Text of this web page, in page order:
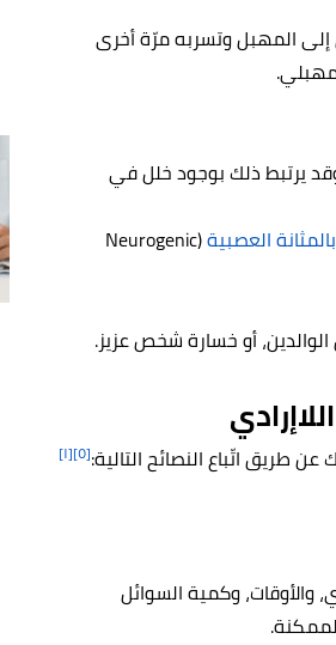
المهبل وتسربه مرّة أخرى
يرتبط ذلك بوجود خلل في
بالمثانة العصبية (Neurogenic
أو خسارة شخص عزيز.
طريق اتّباع النصائح التالية:[٥] [١]
والأوقات، وكمية السوائل